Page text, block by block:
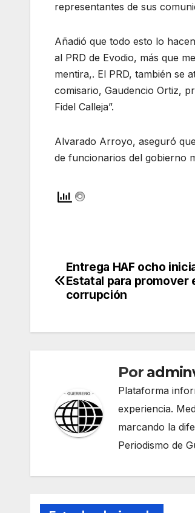
representantes de sus
Añadió que todo esto lo
al PRD de Evodio, más que
mentira,. El PRD, también se
comisario, Gaudencio Ortiz,
Fidel Calleja”.
Alvarado Arroyo, aseguró
de funcionarios del gobierno
Navegación
de
Entrega HAF ocho
Estatal para promover
corrupción
Por
Plataforma
experiencia.
marcando la
Periodismo de